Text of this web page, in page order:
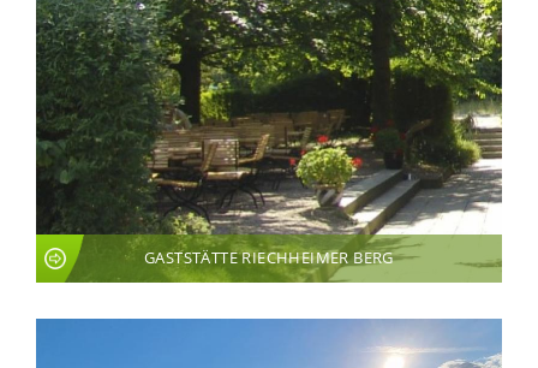
GASTSTÄTTE RIECHHEIMER BERG